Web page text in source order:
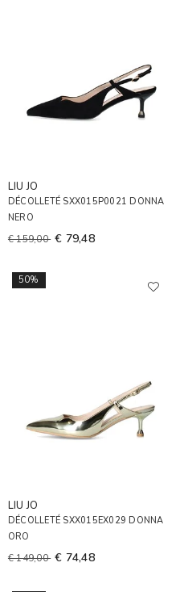
LIU JO
DÉCOLLETÉ SXX015P0021 DONNA
NERO
€ 159,00 € 79,48
50%
LIU JO
DÉCOLLETÉ SXX015EX029 DONNA
ORO
€ 149,00 € 74,48